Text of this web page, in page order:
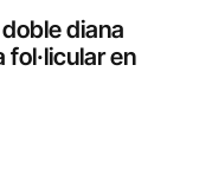
diana
fol·licular en